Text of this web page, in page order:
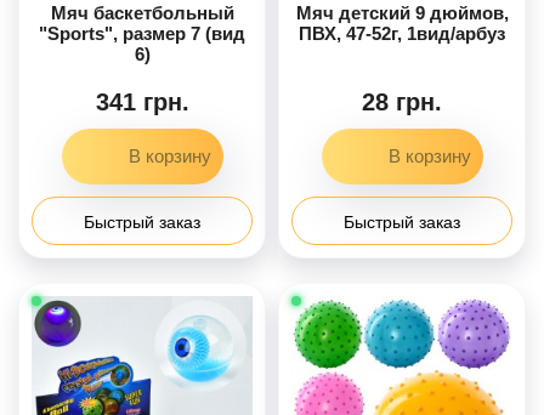
Мяч баскетбольный
"Sports", размер 7 (вид
6)
341 грн.
Быстрый заказ
Мяч детский 9 дюймов,
ПВХ, 47-52г, 1вид/арбуз
28 грн.
Быстрый заказ